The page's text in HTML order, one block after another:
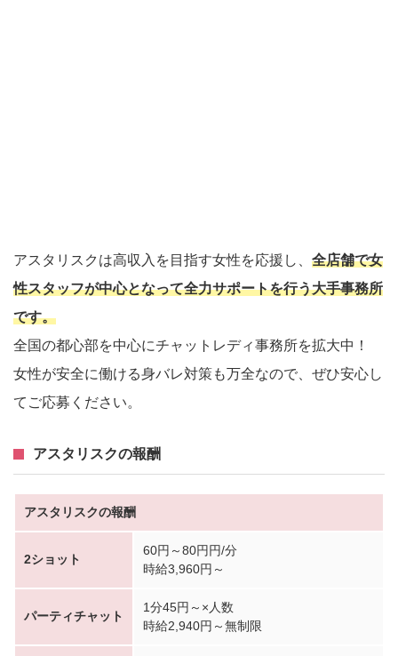
アスタリスクは高収入を目指す女性を応援し、 全店舗で女
性スタッフが中心となって全力サポートを行う大手事務所
です。
全国の都心部を中心にチャットレディ事務所を拡大中！
女性が安全に働ける身バレ対策も万全なので、ぜひ安心し
てご応募ください。
アスタリスクの報酬
アスタリスクの報酬
2ショット
60円～80円円/分
時給3,960円～
パーティチャット
1分45円～×人数
時給2,940円～無制限